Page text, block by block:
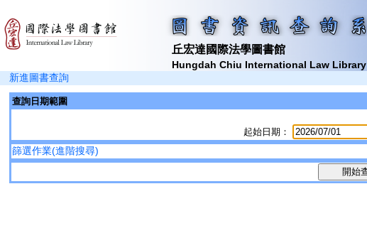
丘宏達國際法學圖書館
Hungdah Chiu International Law Library
新進圖書查詢
查詢日期範圍
起始日期：
篩選作業(進階搜尋)